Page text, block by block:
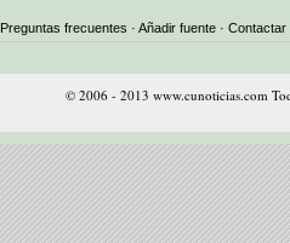
Preguntas frecuentes · Añadir fuente · Contactar
© 2006 - 2013 www.cunoticias.com